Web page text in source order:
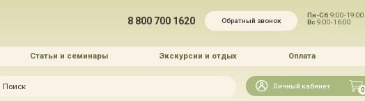
8 800 700 1620 Обратный звонок
Пн-Сб9:00-19:00
Вс9:00-16:00
Статьи и семинары Экскурсии и отдых Оплата
Искать
Личный кабинет 0